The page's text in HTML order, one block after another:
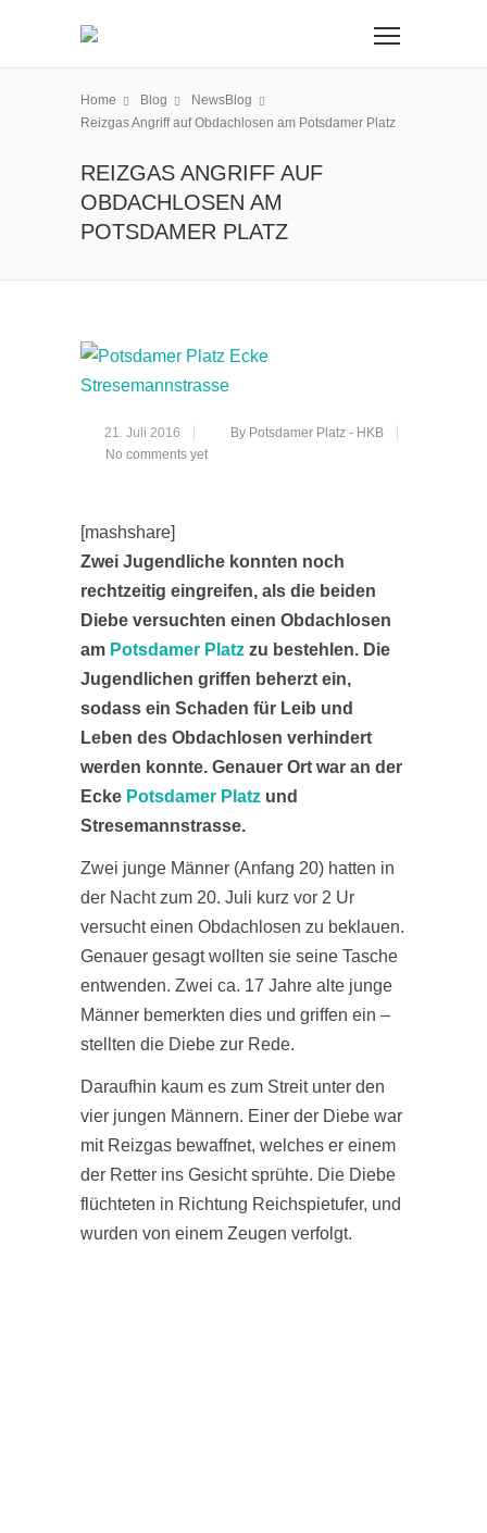
Home Blog
NewsBlog
Reizgas Angriff auf Obdachlosen am Potsdamer Platz
REIZGAS ANGRIFF AUF
OBDACHLOSEN AM
POTSDAMER PLATZ
21. Juli 2016
By Potsdamer Platz - HKB
No comments yet
[mashshare]
Zwei Jugendliche konnten noch
rechtzeitig eingreifen, als die beiden
Diebe versuchten einen Obdachlosen
am Potsdamer Platz zu bestehlen. Die
Jugendlichen griffen beherzt ein,
sodass ein Schaden für Leib und
Leben des Obdachlosen verhindert
werden konnte. Genauer Ort war an der
Ecke Potsdamer Platz und
Stresemannstrasse.
Zwei junge Männer (Anfang 20) hatten in
der Nacht zum 20. Juli kurz vor 2 Ur
versucht einen Obdachlosen zu beklauen.
Genauer gesagt wollten sie seine Tasche
entwenden. Zwei ca. 17 Jahre alte junge
Männer bemerkten dies und griffen ein –
stellten die Diebe zur Rede.
Daraufhin kaum es zum Streit unter den
vier jungen Männern. Einer der Diebe war
mit Reizgas bewaffnet, welches er einem
der Retter ins Gesicht sprühte. Die Diebe
flüchteten in Richtung Reichspietufer, und
wurden von einem Zeugen verfolgt.